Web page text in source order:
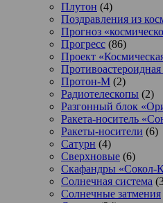
Плутон (4)
Поздравления из
Прогноз
Прогресс (86)
Проект
Противоастероидная
Протон-М (2)
Радиотелескопы (2)
Разгонный блок
Ракета-носитель
Ракеты-носители (6)
Сатурн (4)
Сверхновые (6)
Скафандры «Сокол-
Солнечная система
Солнечные затмения